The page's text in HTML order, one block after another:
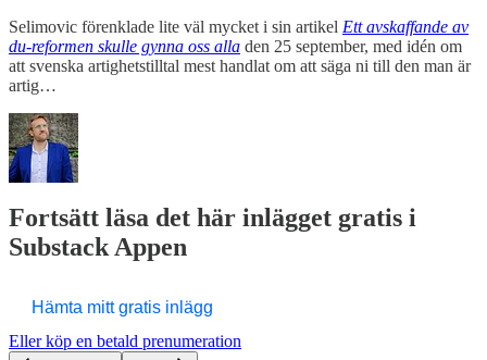
Selimovic förenklade lite väl mycket i sin artikel Ett avskaffande av
du-reformen skulle gynna oss alla den 25 september, med idén om
att svenska artighetstilltal mest handlat om att säga ni till den man är
artig…
Fortsätt läsa det här inlägget gratis i
Substack Appen
Hämta mitt gratis inlägg
Eller köp en betald prenumeration